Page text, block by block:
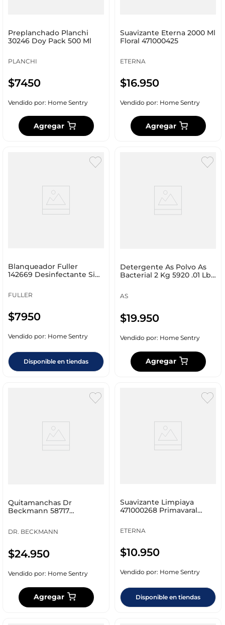
Preplanchado Planchi
30246 Doy Pack 500 Ml
PLANCHI
$7450
Vendido por: Home Sentry
Agregar
Suavizante Eterna 2000 Ml
Floral 471000425
ETERNA
$16.950
Vendido por: Home Sentry
Agregar
Blanqueador Fuller
142669 Desinfectante Sin
FULLER
$7950
Vendido por: Home Sentry
Disponible en tiendas
Detergente As Polvo As
Bacterial 2 Kg 5920 .01 Lb
AS
$19.950
Vendido por: Home Sentry
Agregar
Quitamanchas Dr
Beckmann 58717
DR. BECKMANN
$24.950
Vendido por: Home Sentry
Agregar
Suavizante Limpiaya
471000268 Primavaral
ETERNA
$10.950
Vendido por: Home Sentry
Disponible en tiendas